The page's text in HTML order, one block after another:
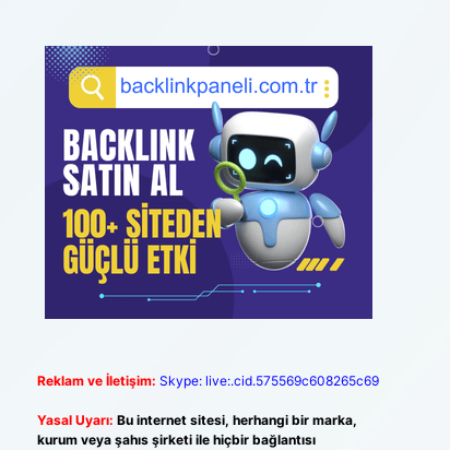
Reklam ve İletişim: Skype: live:.cid.575569c608265c69
Yasal Uyarı: Bu internet sitesi, herhangi bir marka,
kurum veya şahıs şirketi ile hiçbir bağlantısı